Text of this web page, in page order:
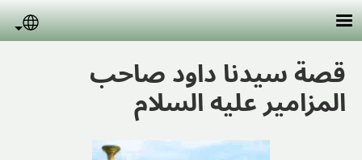
Skip to main content
قصة سيدنا داود صاحب
المزامير عليه السلام